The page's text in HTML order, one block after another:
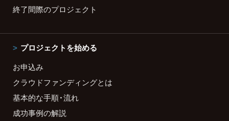
終了間際のプロジェクト
プロジェクトを始める
お申込み
クラウドファンディングとは
基本的な手順・流れ
成功事例の解説